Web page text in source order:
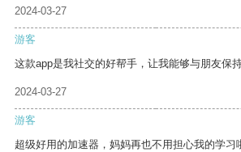
2024-03-27
游客
这款app是我社交的好帮手，让我能够与朋友保
2024-03-27
游客
超级好用的加速器，妈妈再也不用担心我的学习